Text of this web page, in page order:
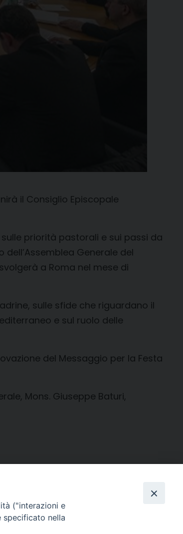
il Consiglio Episcopale
priorità pastorali e sui passi da
Generale del
a Roma nel mese di
sulle sfide che riguardano il
e sul ruolo delle
del Messaggio per la Festa
Mons. Giuseppe Baturi,
("interazioni e
specificato nella